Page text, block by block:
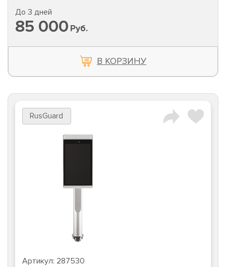
До 3 дней
85 000 Руб.
В КОРЗИНУ
RusGuard
Артикул: 287530